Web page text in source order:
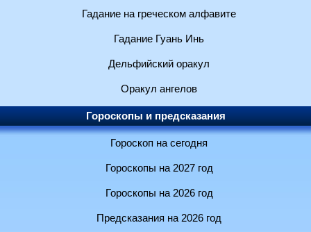
Гадание на греческом алфавите
Гадание Гуань Инь
Дельфийский оракул
Оракул ангелов
Гороскопы и предсказания
Гороскоп на сегодня
Гороскопы на 2027 год
Гороскопы на 2026 год
Предсказания на 2026 год